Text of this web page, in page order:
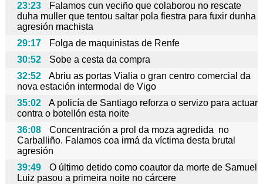
23:23
Falamos cun veciño que colaborou no rescate
duha muller que tentou saltar pola fiestra para fuxir dunha
agresión machista
29:17
Folga de maquinistas de Renfe
30:52
Sobe a cesta da compra
32:52
Abriu as portas Vialia o gran centro comercial da
nova estación intermodal de Vigo
35:02
A policía de Santiago reforza o servizo para actuar
contra o botellón esta noite
36:08
Concentración a prol da moza agredida no
Carballiño. Falamos coa irmá da víctima desta brutal
agresión
39:49
O último detido como coautor da morte de Samuel
Luiz pasou a primeira noite no cárcere